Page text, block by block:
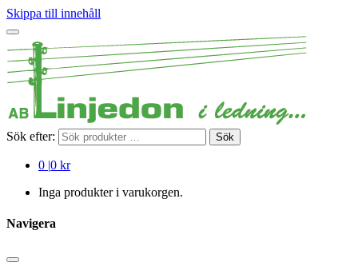
Skippa till innehåll
Sök efter: Sök
0 |0 kr
Inga produkter i varukorgen.
Navigera